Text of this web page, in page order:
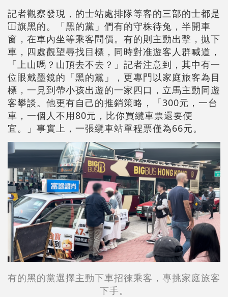
記者觀察發現，的士站處排隊等客的三部的士都是
冚旗黑的。「黑的黨」們有的守株待兔，半開車
窗，在車內坐等乘客問價。有的則主動出擊，拋下
車，四處觀望尋找目標，同時對准遊客人群喊道，
「上山嗎？山頂去不去？」記者注意到，其中有一
位眼戴墨鏡的「黑的黨」，更專門以家庭旅客為目
標，一見到帶小孩出遊的一家四口，立馬主動同遊
客攀談。他更有自己的推銷策略，「300元，一台
車，一個人不用80元，比你買纜車票還要便
宜。」事實上，一張纜車站單程票僅為66元。
有的黑的黨選擇主動下車招徠乘客，專挑家庭旅客
下手。